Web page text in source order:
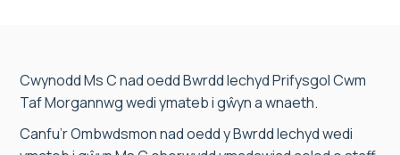
Cwynodd Ms C nad oedd Bwrdd Iechyd Prifysgol Cwm
Taf Morgannwg wedi ymateb i gŵyn a wnaeth.
Canfu’r Ombwdsmon nad oedd y Bwrdd Iechyd wedi